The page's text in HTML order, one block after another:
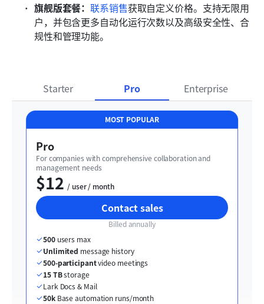
旗舰版套餐：联系销售获取自定义价格。支持无限用
户，并包含更多自动化运行次数以及高级安全性、合
规性和管理功能。
Starter Pro Enterprise
MOST POPULAR
Pro
For companies with comprehensive collaboration and
management needs
$12
  / user / month
Contact sales
Billed annually
500 users max
Unlimited message history
500-participant video meetings
15 TB storage
Lark Docs & Mail
50k Base automation runs/month